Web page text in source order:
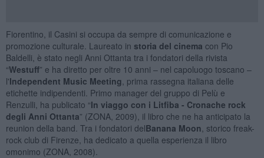
Fiorentino, il Casini si occupa da sempre di comunicazione e
promozione culturale. Laureato in storia del cinema con Pio
Baldelli, è stato negli Anni Ottanta tra i fondatori della rivista
“Westuff” e ha diretto per oltre 10 anni – nel capoluogo toscano –
l'Independent Music Meeting , prima rassegna italiana delle
etichette indipendenti. Primo manager del gruppo di Pelù e
Renzulli, ha publicato “In viaggo con i Litfiba - Cronache rock
degli Anni Ottanta” (ZONA, 2009), il libro che ne ha anticipato la
reunion della band. Tra i fondatori delBanana Moon , storico freak-
rock club di Firenze, ha dedicato a quella esperienza il libro
omonimo (ZONA, 2008).